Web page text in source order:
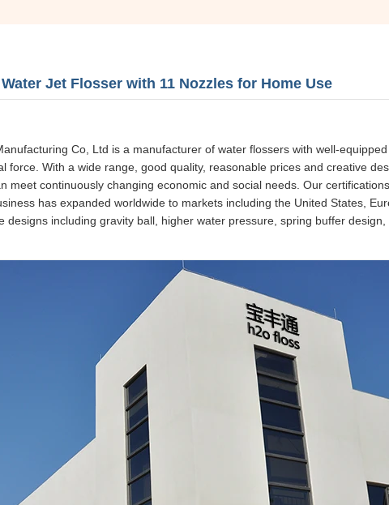
Jet Flosser with 11 Nozzles for Home Use
Co, Ltd is a manufacturer of water flossers with well-
force. With a wide range, good quality, reasonable prices and creative
meet continuously changing economic and social needs. Our
has expanded worldwide to markets including the United States,
designs including gravity ball, higher water pressure, spring buffer